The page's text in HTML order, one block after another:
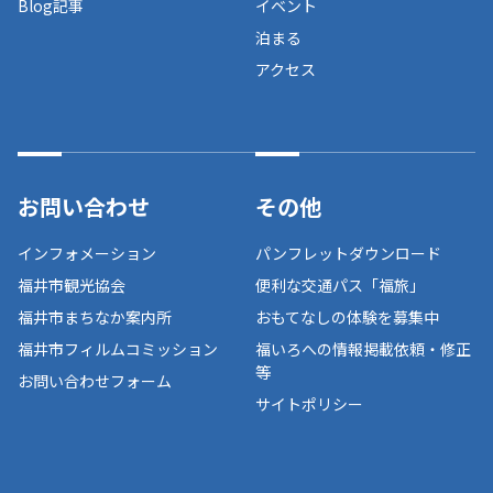
Blog記事
イベント
泊まる
アクセス
お問い合わせ
インフォメーション
福井市観光協会
福井市まちなか案内所
福井市フィルムコミッション
お問い合わせフォーム
その他
パンフレットダウンロード
便利な交通パス「福旅」
おもてなしの体験を募集中
福いろへの情報掲載依頼・修正
等
サイトポリシー